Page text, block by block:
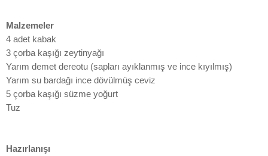
Malzemeler
4 adet kabak
3 çorba kaşığı zeytinyağı
Yarım demet dereotu (sapları ayıklanmış ve ince kıyılmış)
Yarım su bardağı ince dövülmüş ceviz
5 çorba kaşığı süzme yoğurt
Tuz
Hazırlanışı